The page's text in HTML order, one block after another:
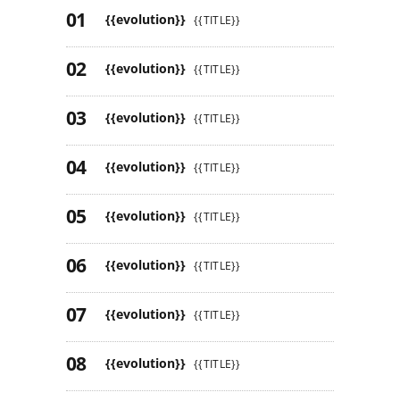
{{evolution}} {{TITLE}}
{{evolution}} {{TITLE}}
{{evolution}} {{TITLE}}
{{evolution}} {{TITLE}}
{{evolution}} {{TITLE}}
{{evolution}} {{TITLE}}
{{evolution}} {{TITLE}}
{{evolution}} {{TITLE}}